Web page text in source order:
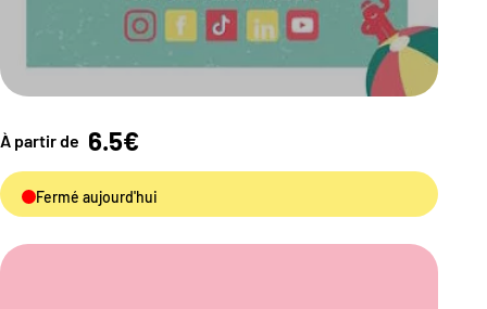
À partir de 6.5€
Fermé aujourd'hui